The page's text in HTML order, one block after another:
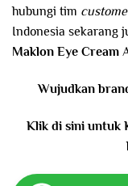
hubungi tim
Indonesia sekarang
Maklon Eye Cream
Wujudkan
Klik di sini untuk